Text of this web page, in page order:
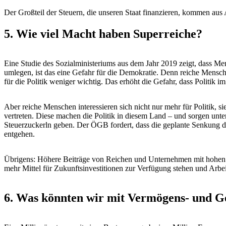
Der Großteil der Steuern, die unseren Staat finanzieren, kommen
5. Wie viel Macht haben Superreiche?
Eine Studie des Sozialministeriums aus dem Jahr 2019 zeigt, dass
umlegen, ist das eine Gefahr für die Demokratie. Denn reiche
für die Politik weniger wichtig. Das erhöht die Gefahr, dass Politik
Aber reiche Menschen interessieren sich nicht nur mehr für Politik,
vertreten. Diese machen die Politik in diesem Land – und sorgen
Steuerzuckerln geben. Der ÖGB fordert, dass die geplante
entgehen.
Übrigens: Höhere Beiträge von Reichen und Unternehmen mit
mehr Mittel für Zukunftsinvestitionen zur Verfügung stehen und
6. Was könnten wir mit Vermögens- und